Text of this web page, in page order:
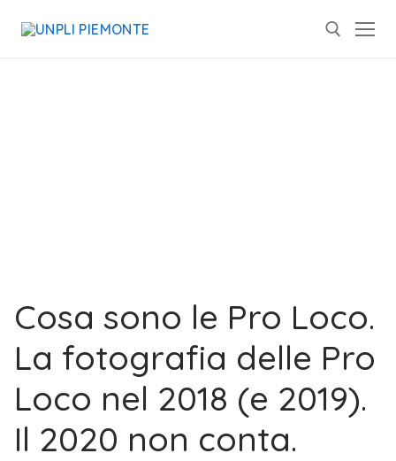
Cosa sono le Pro Loco.
La fotografia delle Pro
Loco nel 2018 (e 2019).
Il 2020 non conta.